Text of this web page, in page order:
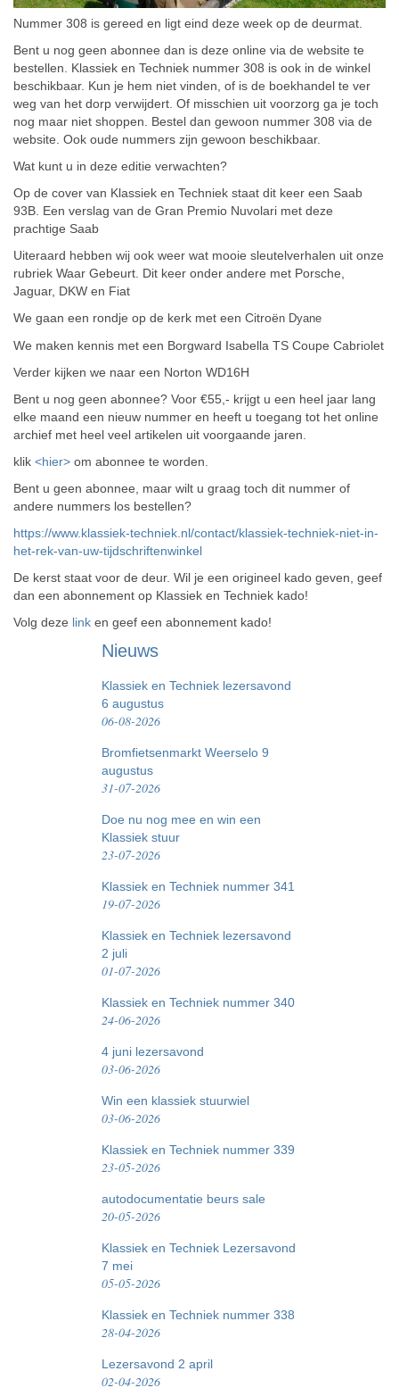
Nummer 308 is gereed en ligt eind deze week op de deurmat.
Bent u nog geen abonnee dan is deze online via de website te
bestellen. Klassiek en Techniek nummer 308 is ook in de winkel
beschikbaar. Kun je hem niet vinden, of is de boekhandel te ver
weg van het dorp verwijdert. Of misschien uit voorzorg ga je toch
nog maar niet shoppen. Bestel dan gewoon nummer 308 via de
website. Ook oude nummers zijn gewoon beschikbaar.
Wat kunt u in deze editie verwachten?
Op de cover van Klassiek en Techniek staat dit keer een Saab
93B. Een verslag van de Gran Premio Nuvolari met deze
prachtige Saab
Uiteraard hebben wij ook weer wat mooie sleutelverhalen uit onze
rubriek Waar Gebeurt. Dit keer onder andere met Porsche,
Jaguar, DKW en Fiat
We gaan een rondje op de kerk met een Citroën Dyane
We maken kennis met een Borgward Isabella TS Coupe Cabriolet
Verder kijken we naar een Norton WD16H
Bent u nog geen abonnee? Voor €55,- krijgt u een heel jaar lang
elke maand een nieuw nummer en heeft u toegang tot het online
archief met heel veel artikelen uit voorgaande jaren.
klik <hier> om abonnee te worden.
Bent u geen abonnee, maar wilt u graag toch dit nummer of
andere nummers los bestellen?
https://www.klassiek-techniek.nl/contact/klassiek-techniek-niet-in-
het-rek-van-uw-tijdschriftenwinkel
De kerst staat voor de deur. Wil je een origineel kado geven, geef
dan een abonnement op Klassiek en Techniek kado!
Volg deze link en geef een abonnement kado!
Nieuws
Klassiek en Techniek lezersavond
6 augustus
06-08-2026
Bromfietsenmarkt Weerselo 9
augustus
31-07-2026
Doe nu nog mee en win een
Klassiek stuur
23-07-2026
Klassiek en Techniek nummer 341
19-07-2026
Klassiek en Techniek lezersavond
2 juli
01-07-2026
Klassiek en Techniek nummer 340
24-06-2026
4 juni lezersavond
03-06-2026
Win een klassiek stuurwiel
03-06-2026
Klassiek en Techniek nummer 339
23-05-2026
autodocumentatie beurs sale
20-05-2026
Klassiek en Techniek Lezersavond
7 mei
05-05-2026
Klassiek en Techniek nummer 338
28-04-2026
Lezersavond 2 april
02-04-2026